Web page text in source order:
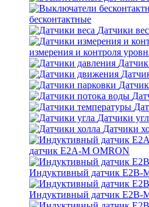
бесконтактные
Датчики
измерения и контроля
Датчики
Датчики
датчик E2A-M OMRON
Индуктивный датчик E2B-
Индуктивный датчик E2B-